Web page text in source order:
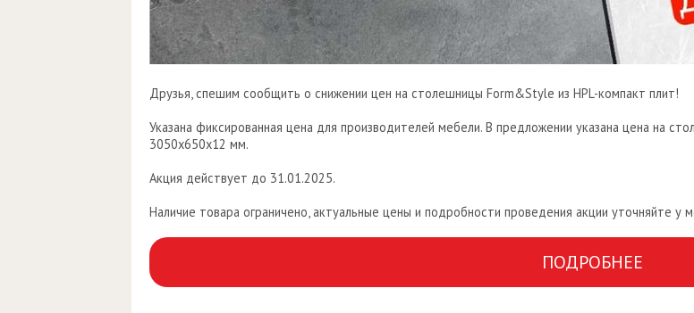
Друзья, спешим сообщить о снижении цен на столешницы Form&Style из HPL-компакт плит!
Указана фиксированная цена для производителей мебели. В предложении указана цена на
3050х650х12 мм.
Акция действует до 31.01.2025.
Наличие товара ограничено, актуальные цены и подробности проведения акции уточняйте у
ПОДРОБНЕЕ